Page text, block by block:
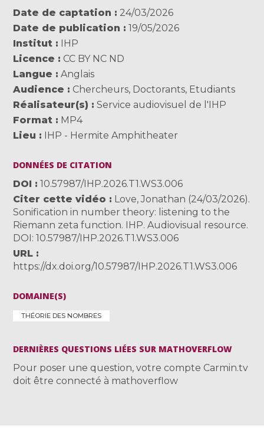
Date de captation
24/03/2026
Date de publication
19/05/2026
Institut
IHP
Licence
CC BY NC ND
Langue
Anglais
Audience
Chercheurs, Doctorants, Etudiants
Réalisateur(s)
Service audiovisuel de l'IHP
Format
MP4
Lieu
IHP - Hermite Amphitheater
DONNÉES DE CITATION
DOI
10.57987/IHP.2026.T1.WS3.006
Citer cette vidéo
Love, Jonathan (24/03/2026).
Sonification in number theory: listening to the
Riemann zeta function. IHP. Audiovisual resource.
DOI: 10.57987/IHP.2026.T1.WS3.006
URL
https://dx.doi.org/10.57987/IHP.2026.T1.WS3.006
DOMAINE(S)
THÉORIE DES NOMBRES
DERNIÈRES QUESTIONS LIÉES SUR MATHOVERFLOW
Pour poser une question, votre compte Carmin.tv
doit être connecté à mathoverflow